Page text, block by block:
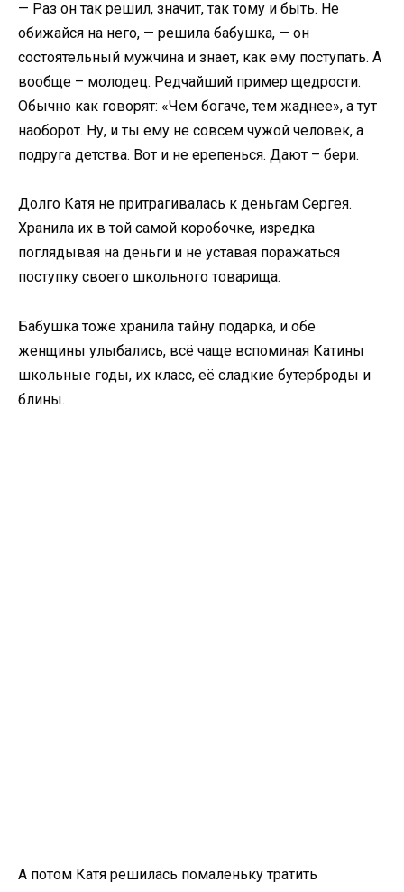
— Раз он так решил, значит, так тому и быть. Не
обижайся на него, — решила бабушка, — он
состоятельный мужчина и знает, как ему поступать. А
вообще – молодец. Редчайший пример щедрости.
Обычно как говорят: «Чем богаче, тем жаднее», а тут
наоборот. Ну, и ты ему не совсем чужой человек, а
подруга детства. Вот и не ерепенься. Дают – бери.
Долго Катя не притрагивалась к деньгам Сергея.
Хранила их в той самой коробочке, изредка
поглядывая на деньги и не уставая поражаться
поступку своего школьного товарища.
Бабушка тоже хранила тайну подарка, и обе
женщины улыбались, всё чаще вспоминая Катины
школьные годы, их класс, её сладкие бутерброды и
блины.
А потом Катя решилась помаленьку тратить